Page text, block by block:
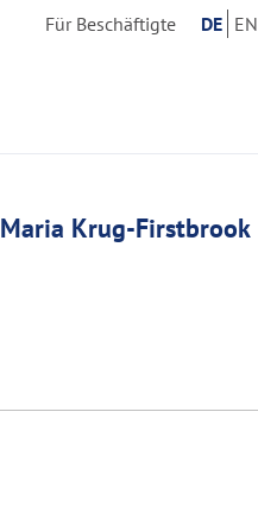
Für Beschäftigte DE EN
Maria Krug-Firstbrook